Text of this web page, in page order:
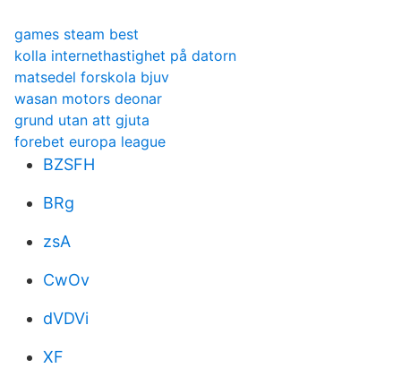
games steam best
kolla internethastighet på datorn
matsedel forskola bjuv
wasan motors deonar
grund utan att gjuta
forebet europa league
BZSFH
BRg
zsA
CwOv
dVDVi
XF